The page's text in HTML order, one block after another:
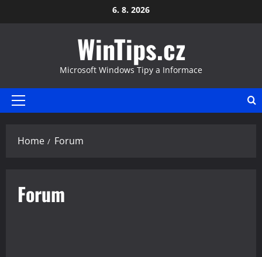
to
6. 8. 2026
WinTips.cz
Microsoft Windows Tipy a Informace
Primary
Home Forum
Forum